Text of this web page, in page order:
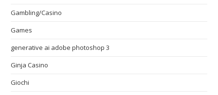
Gambling/Casino
Games
generative ai adobe photoshop 3
Ginja Casino
Giochi